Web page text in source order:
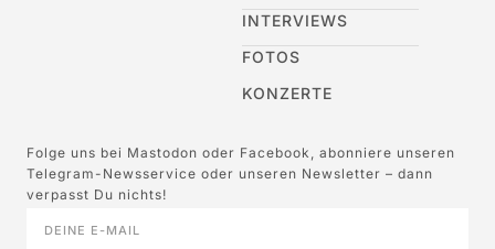
INTERVIEWS
FOTOS
KONZERTE
Folge uns bei Mastodon oder Facebook, abonniere unseren
Telegram-Newsservice oder unseren Newsletter – dann
verpasst Du nichts!